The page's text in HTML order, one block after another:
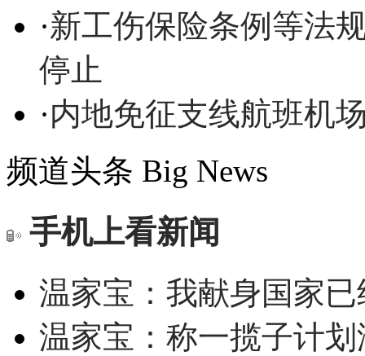
·新工伤保险条例等法
停止
·内地免征支线航班机
频道头条 Big News
手机上看新闻
温家宝：我献身国家
温家宝：称一揽子计